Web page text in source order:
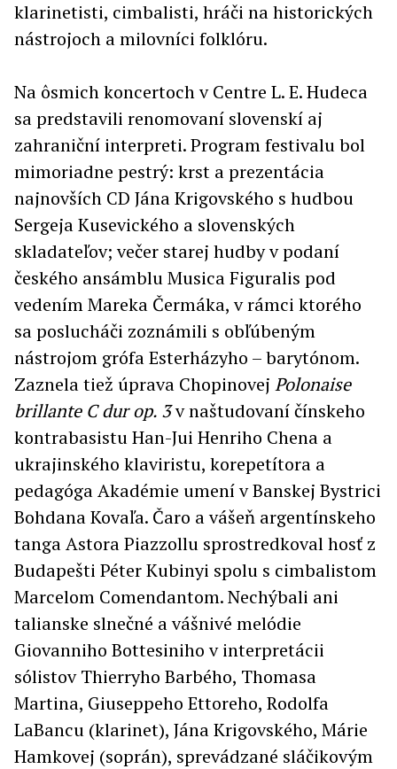
klarinetisti, cimbalisti, hráči na historických
nástrojoch a milovníci folklóru.
Na ôsmich koncertoch v Centre L. E. Hudeca
sa predstavili renomovaní slovenskí aj
zahraniční interpreti. Program festivalu bol
mimoriadne pestrý: krst a prezentácia
najnovších CD Jána Krigovského s hudbou
Sergeja Kusevického a slovenských
skladateľov; večer starej hudby v podaní
českého ansámblu Musica Figuralis pod
vedením Mareka Čermáka, v rámci ktorého
sa poslucháči zoznámili s obľúbeným
nástrojom grófa Esterházyho – barytónom.
Zaznela tiež úprava Chopinovej Polonaise
brillante C dur op. 3v naštudovaní čínskeho
kontrabasistu Han-Jui Henriho Chena a
ukrajinského klaviristu, korepetítora a
pedagóga Akadémie umení v Banskej Bystrici
Bohdana Kovaľa. Čaro a vášeň argentínskeho
tanga Astora Piazzollu sprostredkoval hosť z
Budapešti Péter Kubinyi spolu s cimbalistom
Marcelom Comendantom. Nechýbali ani
talianske slnečné a vášnivé melódie
Giovanniho Bottesiniho v interpretácii
sólistov Thierryho Barbého, Thomasa
Martina, Giuseppeho Ettoreho, Rodolfa
LaBancu (klarinet), Jána Krigovského, Márie
Hamkovej (soprán), sprevádzané sláčikovým